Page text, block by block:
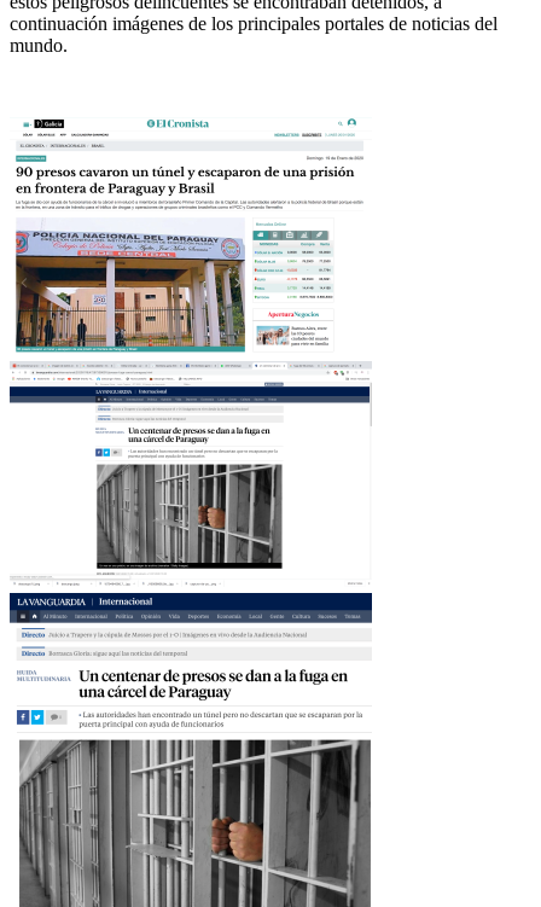
continuación imágenes de los principales portales de noticias del
mundo.